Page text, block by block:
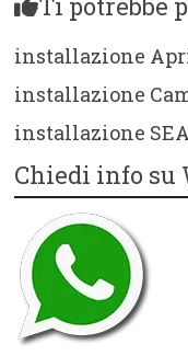
installazione
installazione
installazione
Chiedi info su